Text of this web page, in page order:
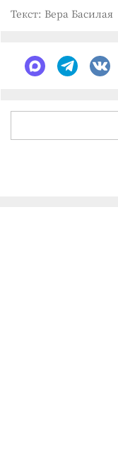
Текст: Вера Басилая